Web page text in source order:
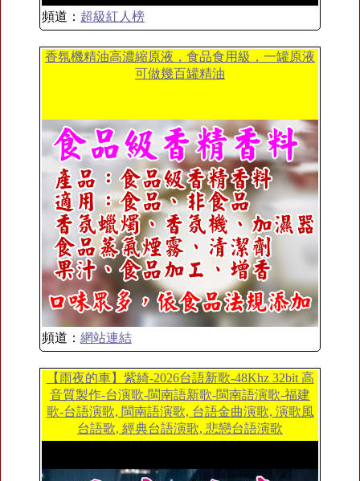
頻道： 超級紅人榜
香氛機精油高濃縮原液，食品食用級，一罐原液
可做幾百罐精油
頻道： 網站連結
【雨夜的車】紫綺-2026台語新歌-48Khz 32bit 高
音質製作-台演歌-閩南語新歌-閩南語演歌-福建
歌-台語演歌, 閩南語演歌, 台語金曲演歌, 演歌風
台語歌, 經典台語演歌, 悲戀台語演歌